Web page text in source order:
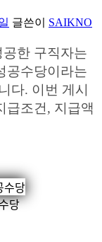
글쓴이 SAIKNO
한 구직자는
공수당이라는
다. 이번 게시
급조건, 지급액